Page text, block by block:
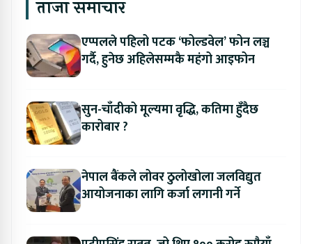
ताजा समाचार
एप्पलले पहिलो पटक ‘फोल्डवेल’ फोन लञ्च
गर्दै, हुनेछ अहिलेसम्मकै महंगो आइफोन
सुन-चाँदीको मूल्यमा वृद्धि, कतिमा हुँदैछ
कारोबार ?
नेपाल बैंकले लोवर ठुलोखोला जलविद्युत
आयोजनाका लागि कर्जा लगानी गर्ने